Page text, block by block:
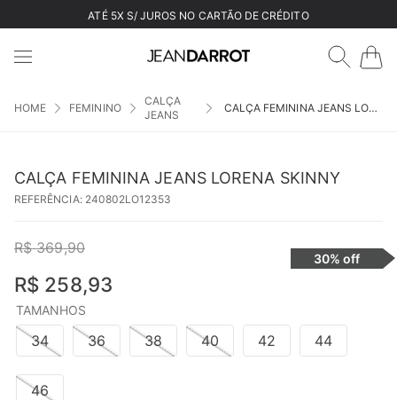
ATÉ 5X S/ JUROS NO CARTÃO DE CRÉDITO
FEMININO
CALÇA
JEANS
CALÇA FEMININA JEANS LORENA SKINNY
CALÇA FEMININA JEANS LORENA SKINNY
REFERÊNCIA: 240802LO12353
R$ 369,90
R$ 258,93
30% off
TAMANHOS
34 36 38 40 42 44
46